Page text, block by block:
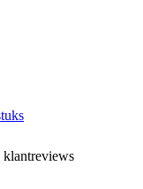
klantreviews